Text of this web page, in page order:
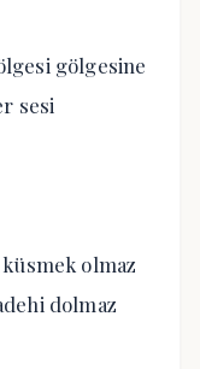
gölgesine
sesi
küsmek olmaz
dolmaz